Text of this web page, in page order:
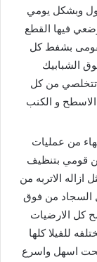
وبشكل يومي
فيها القطع
بشفط كل
الشبابيك
تتخلصي من كل
الاسطح و الكنب
من عمليات
قومي بتنظيف
الاتربه من
السجاد من فوق
كل الارضيات
للفيلا كلها
اسهل واسرع